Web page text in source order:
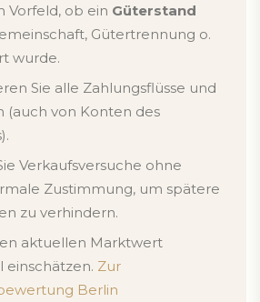
Vorfeld, ob ein Güterstand
Gütertrennung o.
wurde.
Sie alle Zahlungsflüsse und
(auch von Konten des
Verkaufsversuche ohne
Zustimmung, um spätere
zu verhindern.
aktuellen Marktwert
einschätzen. Zur
Berlin